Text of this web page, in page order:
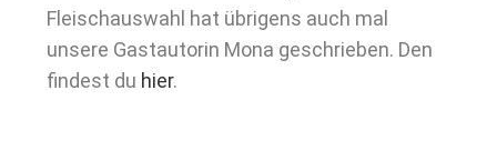
Fleischauswahl hat übrigens auch mal
unsere Gastautorin Mona geschrieben. Den
findest du hier.